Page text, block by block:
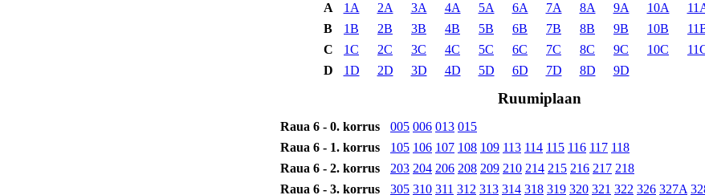
A
1A 2A 3A 4A 5A 6A 7A 8A 9A 10A
B
1B 2B 3B 4B 5B 6B 7B 8B 9B 10B
C
1C 2C 3C 4C 5C 6C 7C 8C 9C 10C
D
1D 2D 3D 4D 5D 6D 7D 8D 9D
Ruumiplaan
Raua 6 - 0. korrus 005 006 013 015
Raua 6 - 1. korrus
105 106 107 108 109 113 114 115 116 117 118
Raua 6 - 2. korrus
203 204 206 208 209 210 214 215 216 217 218
Raua 6 - 3. korrus
305 310 311 312 313 314 318 319 320 321 322 326 327A